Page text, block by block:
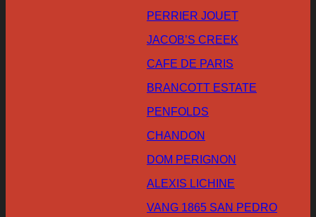
PERRIER JOUET
JACOB’S CREEK
CAFE DE PARIS
BRANCOTT ESTATE
PENFOLDS
CHANDON
DOM PERIGNON
ALEXIS LICHINE
VANG 1865 SAN PEDRO